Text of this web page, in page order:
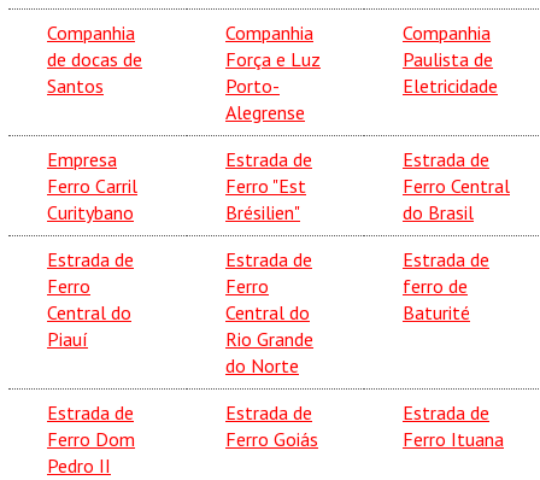
Companhia
de docas de
Santos
Companhia
Força e Luz
Porto-
Alegrense
Companhia
Paulista de
Eletricidade
Empresa
Ferro Carril
Curitybano
Estrada de
Ferro "Est
Brésilien"
Estrada de
Ferro Central
do Brasil
Estrada de
Ferro
Central do
Piauí
Estrada de
Ferro
Central do
Rio Grande
do Norte
Estrada de
ferro de
Baturité
Estrada de
Ferro Dom
Pedro II
Estrada de
Ferro Goiás
Estrada de
Ferro Ituana